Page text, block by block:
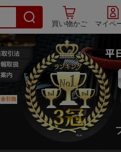
買い物かご マイペ